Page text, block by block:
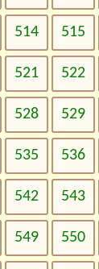
514 515
521 522
528 529
535 536
542 543
549 550